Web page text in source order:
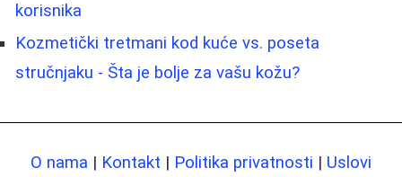
korisnika
Kozmetički tretmani kod kuće vs. poseta
stručnjaku - Šta je bolje za vašu kožu?
O nama | Kontakt | Politika privatnosti | Uslovi